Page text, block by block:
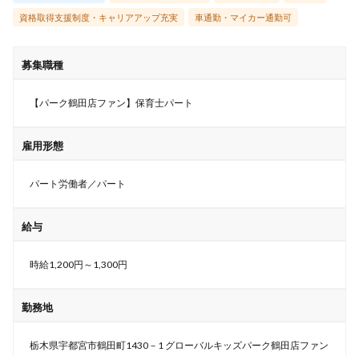
資格取得支援制度・キャリアアップ充実 車通勤・マイカー通勤可
募集職種
【パーク鶴田店ファン】保育士パート
雇用形態
パート労働者／パート
給与
時給1,200円～1,300円
勤務地
栃木県宇都宮市鶴田町1430－1 グローバルキッズパーク鶴田店ファン